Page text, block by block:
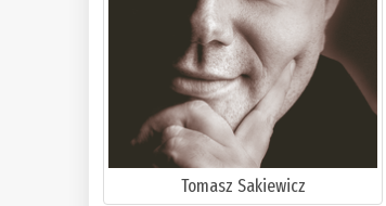
Tomasz Sakiewicz